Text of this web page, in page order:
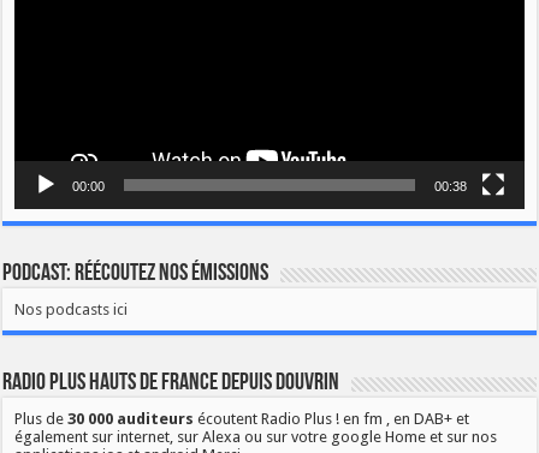
00:00 00:38
Podcast: Réécoutez nos émissions
Nos podcasts ici
Radio Plus Hauts de France depuis Douvrin
Plus de30 000 auditeurs écoutent Radio Plus ! en fm , en DAB+ et
également sur internet, sur Alexa ou sur votre google Home et sur nos